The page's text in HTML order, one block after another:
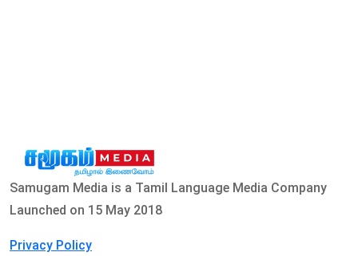
Samugam Media is a Tamil Language Media Company
Launched on 15 May 2018
Privacy Policy